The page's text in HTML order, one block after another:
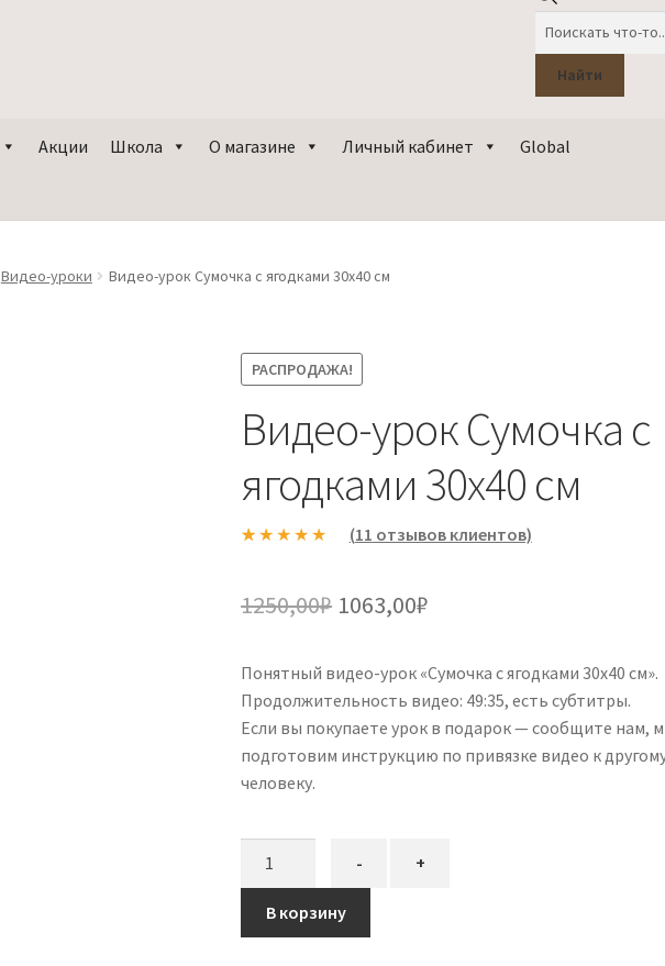
Найти
Акции Школа О магазине Личный кабинет Global
Видео-уроки Видео-урок Сумочка с ягодками 30х40 см
РАСПРОДАЖА!
Видео-урок Сумочка с
ягодками 30х40 см
основе
пользовател
ей
(11 отзывов клиентов)
1250,00₽ Первоначальная
составляла
1250,00₽.
1063,00₽
1063,00₽.
Понятный видео-урок «Сумочка с ягодками 30х40 см».
Продолжительность видео: 49:35, есть субтитры.
Если вы покупаете урок в подарок — сообщите нам,
подготовим инструкцию по привязке видео к
человеку.
Видео-
урок
- +
В корзину